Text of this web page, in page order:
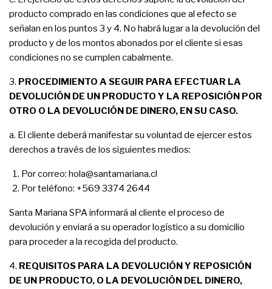
producto comprado en las condiciones que al efecto se
señalan en los puntos 3 y 4. No habrá lugar a la devolución del
producto y de los montos abonados por el cliente si esas
condiciones no se cumplen cabalmente.
3. PROCEDIMIENTO A SEGUIR PARA EFECTUAR LA
DEVOLUCIÓN DE UN PRODUCTO Y LA REPOSICIÓN POR
OTRO O LA DEVOLUCIÓN DE DINERO, EN SU CASO.
a. El cliente deberá manifestar su voluntad de ejercer estos
derechos a través de los siguientes medios:
Por correo: hola@santamariana.cl
Por teléfono: +569 3374 2644
Santa Mariana SPA informará al cliente el proceso de
devolución y enviará a su operador logístico a su domicilio
para proceder a la recogida del producto.
4. REQUISITOS PARA LA DEVOLUCIÓN Y REPOSICIÓN
DE UN PRODUCTO, O LA DEVOLUCIÓN DEL DINERO,